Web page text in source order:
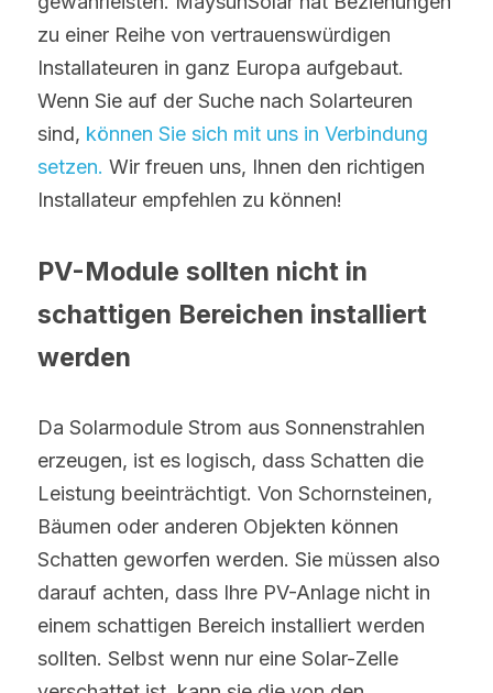
zu einer Reihe von vertrauenswürdigen
Installateuren in ganz Europa aufgebaut.
Wenn Sie auf der Suche nach Solarteuren
sind, können Sie sich mit uns in Verbindung
setzen. Wir freuen uns, Ihnen den richtigen
Installateur empfehlen zu können!
PV-Module sollten nicht in
schattigen Bereichen installiert
werden
Da Solarmodule Strom aus Sonnenstrahlen
erzeugen, ist es logisch, dass Schatten die
Leistung beeinträchtigt. Von Schornsteinen,
Bäumen oder anderen Objekten können
Schatten geworfen werden. Sie müssen also
darauf achten, dass Ihre PV-Anlage nicht in
einem schattigen Bereich installiert werden
sollten. Selbst wenn nur eine Solar-Zelle